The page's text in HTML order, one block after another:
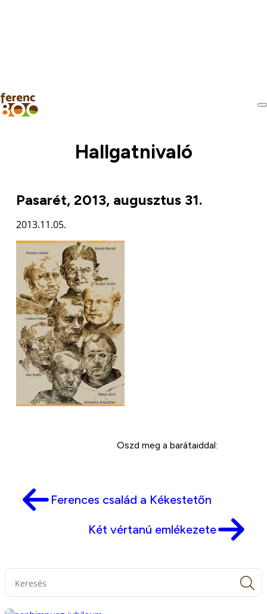
Hallgatnivaló
Pasarét, 2013, augusztus 31.
2013.11.05.
Oszd meg a barátaiddal:
Ferences család a Kékestetőn
Két vértanú emlékezete